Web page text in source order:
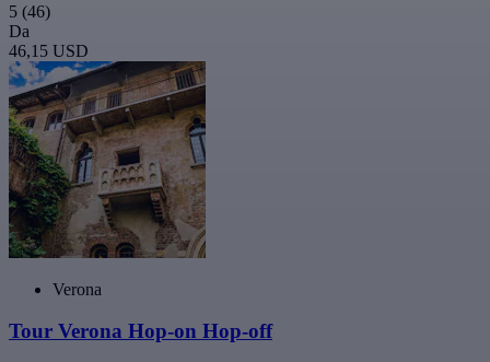
5 (46)
Da
46,15 USD
Verona
Tour Verona Hop-on Hop-off